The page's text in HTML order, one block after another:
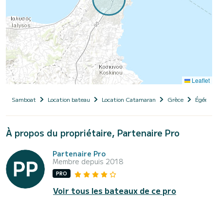
Leaflet
Samboat Location bateau Location Catamaran Grèce Égée-
À propos du propriétaire, Partenaire Pro
Partenaire Pro
Membre depuis 2018
PRO
Voir tous les bateaux de ce pro